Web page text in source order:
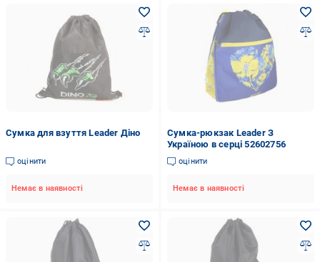
Сумка для взуття Leader Діно
оцінити
Немає в наявності
Сумка-рюкзак Leader З
Україною в серці 52602756
оцінити
Немає в наявності